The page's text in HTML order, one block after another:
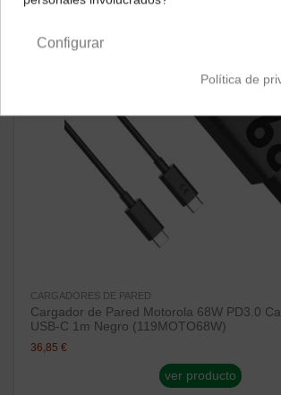
CARGADORES DE PARED
Cargador de Pared Motorola 68W PD3.0
USB-C 1m Negro (119MOTO68W)
36,85 €
ver producto
Configurar
Política de